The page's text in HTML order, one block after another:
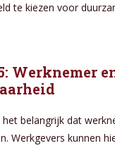
te kiezen voor
Werknemer
belangrijk dat
Werkgevers kunnen